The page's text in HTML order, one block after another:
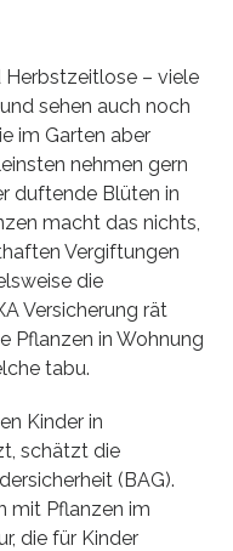
– viele
sehen auch noch
im Garten aber
nehmen gern
duftende Blüten in
macht das nichts,
Vergiftungen
die
Versicherung rät
Pflanzen in Wohnung
tabu.
Kinder in
schätzt die
(BAG).
mit Pflanzen im
die für Kinder